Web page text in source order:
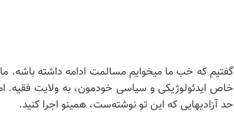
گفتیم که خب ما میخوایم مسالمت ادامه داشته باشه.
خاص ایدئولوژیکی و سیاسی خودمون، به ولایت فقیه.
حد آزادیهایی که این تو نوشته‌ست، همینو اجرا کنید.